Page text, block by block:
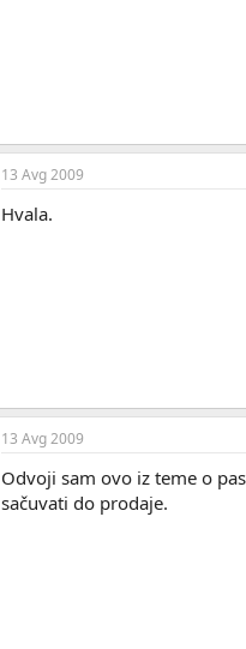
13 Avg 2009
Hvala.
13 Avg 2009
Odvoji sam ovo iz teme o
sačuvati do prodaje.